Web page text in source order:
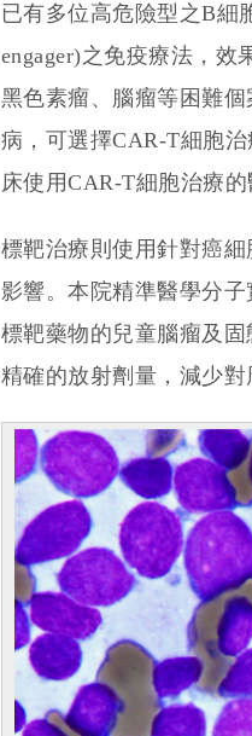
已有多位高危險型之B細
engager)之免疫療法，效
黑色素瘤、腦瘤等困難
病，可選擇CAR-T細胞
床使用CAR-T細胞治療的
標靶治療則使用針對癌
影響。本院精準醫學分
標靶藥物的兒童腦瘤及
精確的放射劑量，減少對